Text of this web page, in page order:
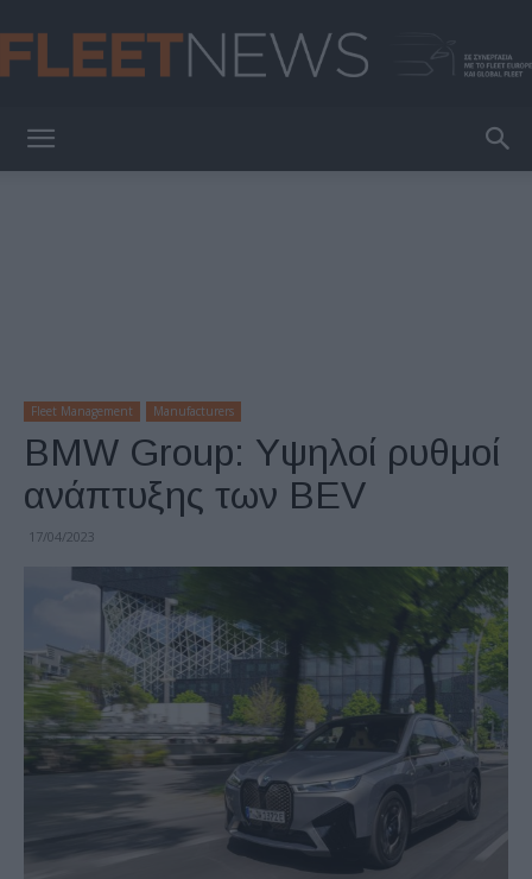
Fleet Management Manufacturers
BMW Group: Υψηλοί ρυθμοί
ανάπτυξης των BEV
17/04/2023